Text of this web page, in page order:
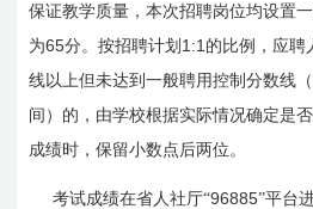
保证教学质量，本次招聘岗位均设置
为65分。按招聘计划 1:1 的比例，应聘
线以上但未达到一般聘用控制分数线
间）的，由学校根据实际情况确定是
成绩时，保留小数点后两位。
考试成绩在省人社厅“96885”平台